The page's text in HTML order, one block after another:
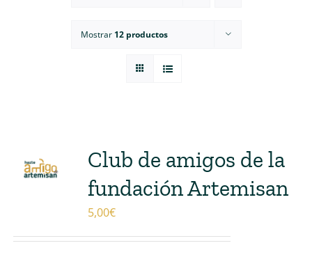
Mostrar 12 productos
Club de amigos de la
fundación Artemisan
5,00€